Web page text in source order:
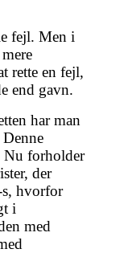
fejl. Men i
rette en fejl,
end gavn.
har man
Nu forholder
der
hvorfor
i
med